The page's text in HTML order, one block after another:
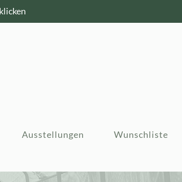
Ausstellungen Wunschliste